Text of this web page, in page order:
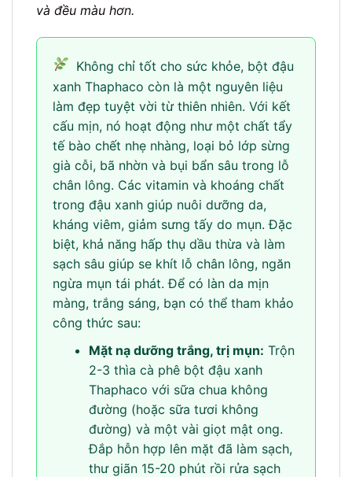
và đều màu hơn.
Không chỉ tốt cho sức khỏe, bột đậu
xanh Thaphaco còn là một nguyên liệu
làm đẹp tuyệt vời từ thiên nhiên. Với kết
cấu mịn, nó hoạt động như một chất tẩy
tế bào chết nhẹ nhàng, loại bỏ lớp sừng
già cỗi, bã nhờn và bụi bẩn sâu trong lỗ
chân lông. Các vitamin và khoáng chất
trong đậu xanh giúp nuôi dưỡng da,
kháng viêm, giảm sưng tấy do mụn. Đặc
biệt, khả năng hấp thụ dầu thừa và làm
sạch sâu giúp se khít lỗ chân lông, ngăn
ngừa mụn tái phát. Để có làn da mịn
màng, trắng sáng, bạn có thể tham khảo
công thức sau:
Mặt nạ dưỡng trắng, trị mụn: Trộn
2-3 thìa cà phê bột đậu xanh
Thaphaco với sữa chua không
đường (hoặc sữa tươi không
đường) và một vài giọt mật ong.
Đắp hỗn hợp lên mặt đã làm sạch,
thư giãn 15-20 phút rồi rửa sạch